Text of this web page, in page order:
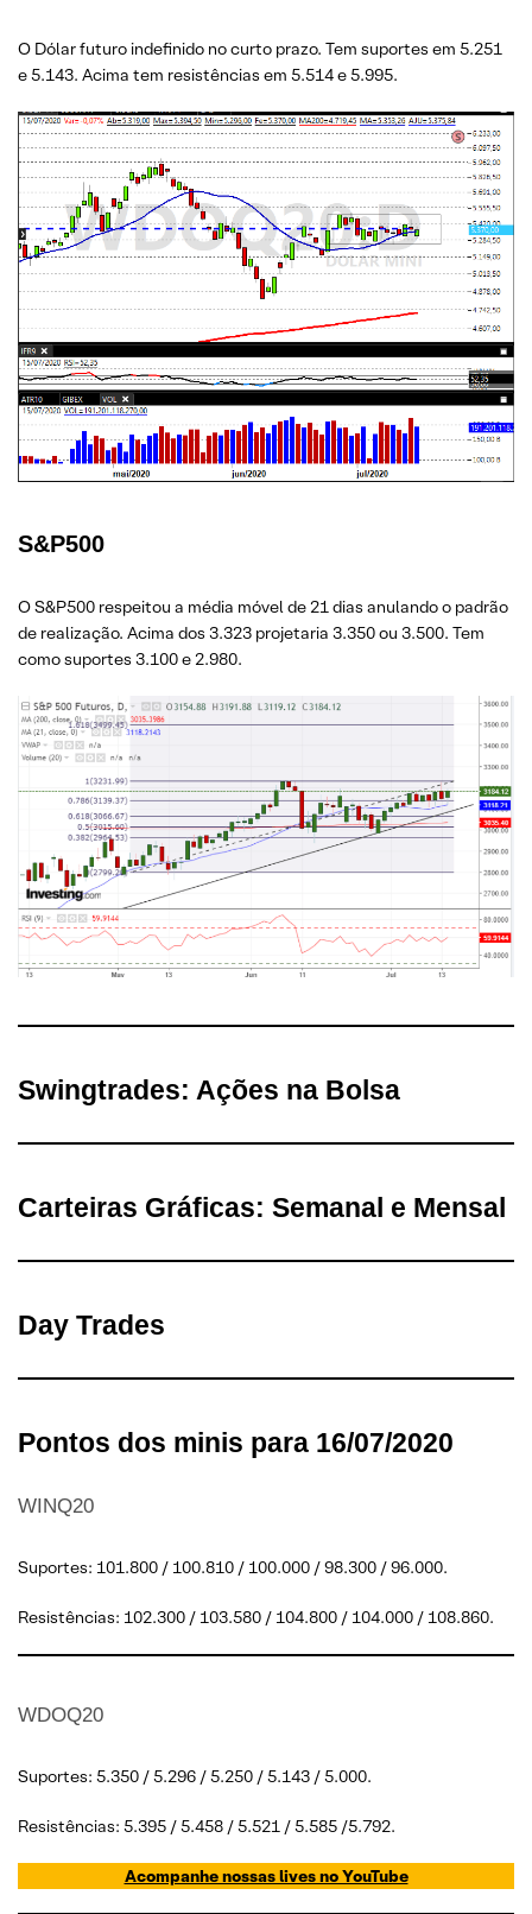
O Dólar futuro indefinido no curto prazo. Tem suportes em 5.251
e 5.143. Acima tem resistências em 5.514 e 5.995.
S&P500
O S&P500 respeitou a média móvel de 21 dias anulando o padrão
de realização. Acima dos 3.323 projetaria 3.350 ou 3.500. Tem
como suportes 3.100 e 2.980.
Swingtrades: Ações na Bolsa
Carteiras Gráficas: Semanal e Mensal
Day Trades
Pontos dos minis para 16/07/2020
WINQ20
Suportes: 101.800 / 100.810 / 100.000 / 98.300 / 96.000.
Resistências: 102.300 / 103.580 / 104.800 / 104.000 / 108.860.
WDOQ20
Suportes: 5.350 / 5.296 / 5.250 / 5.143 / 5.000.
Resistências: 5.395 / 5.458 / 5.521 / 5.585 /5.792.
Acompanhe nossas lives no YouTube